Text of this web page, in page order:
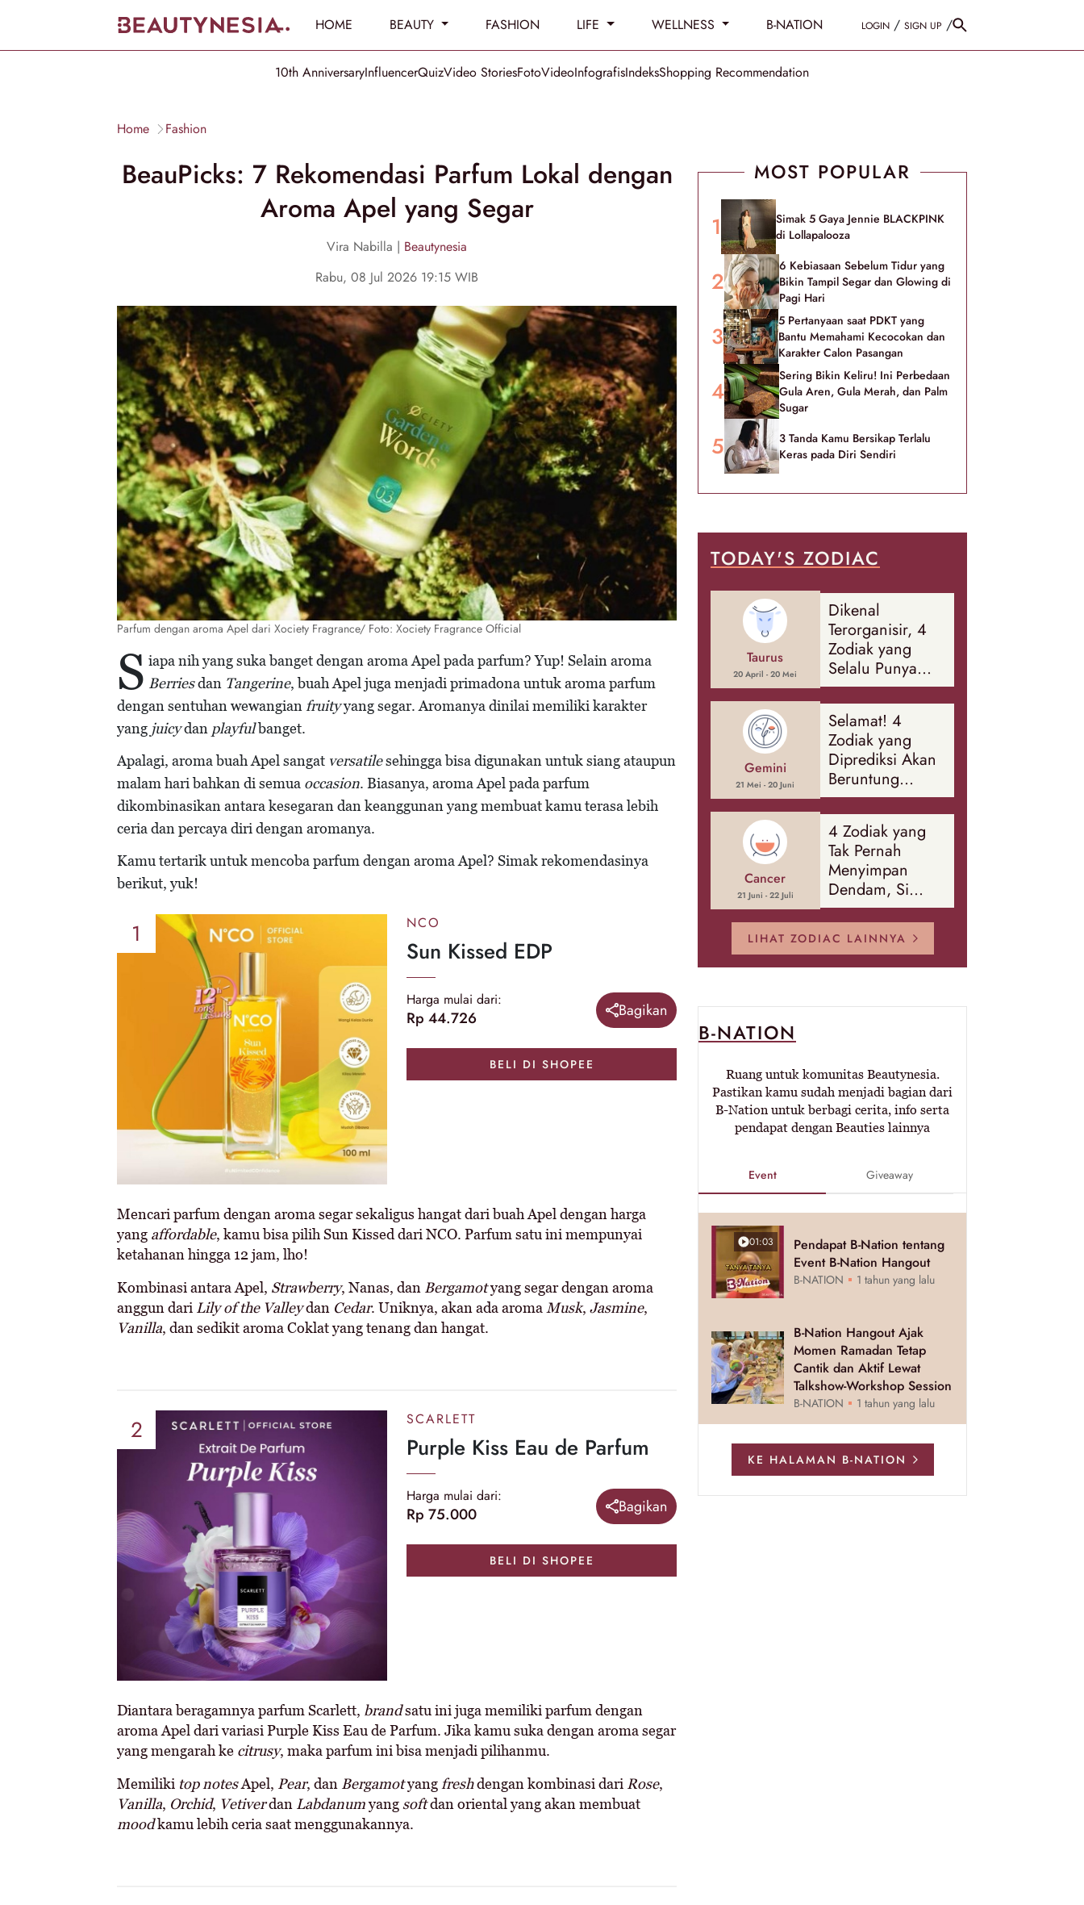
HOME BEAUTY FASHION LIFE WELLNESS B-NATION LOGIN / SIGN UP /
10th AnniversaryInfluencerQuizVideo StoriesFotoVideoInfografisIndeksShopping Recommendation
Home Fashion
BeauPicks: 7 Rekomendasi Parfum Lokal dengan
Aroma Apel yang Segar
Vira Nabilla | Beautynesia
Rabu, 08 Jul 2026 19:15 WIB
Parfum dengan aroma Apel dari Xociety Fragrance/ Foto: Xociety Fragrance Official
S iapa nih yang suka banget dengan aroma Apel pada parfum? Yup! Selain aroma
Berriesdan Tangerine, buah Apel juga menjadi primadona untuk aroma parfum
dengan sentuhan wewangianfruityyang segar. Aromanya dinilai memiliki karakter
yang juicydan playfulbanget.
Apalagi, aroma buah Apel sangat versatilesehingga bisa digunakan untuk siang ataupun
malam hari bahkan di semua occasion. Biasanya, aroma Apel pada parfum
dikombinasikan antara kesegaran dan keanggunan yang membuat kamu terasa lebih
ceria dan percaya diri dengan aromanya.
Kamu tertarik untuk mencoba parfum dengan aroma Apel? Simak rekomendasinya
berikut, yuk!
1 NCO
Sun Kissed EDP
Harga mulai dari:
Rp 44.726 Bagikan
BELI DI SHOPEE
Mencari parfum dengan aroma segar sekaligus hangat dari buah Apel dengan harga
yang affordable, kamu bisa pilih Sun Kissed dari NCO. Parfum satu ini mempunyai
ketahanan hingga 12 jam, lho!
Kombinasi antara Apel, Strawberry, Nanas, dan Bergamotyang segar dengan aroma
anggun dari Lily of the Valleydan Cedar. Uniknya, akan ada aromaMusk, Jasmine,
Vanilla, dan sedikit aroma Coklat yang tenang dan hangat.
2 SCARLETT
Purple Kiss Eau de Parfum
Harga mulai dari:
Rp 75.000 Bagikan
BELI DI SHOPEE
Diantara beragamnya parfum Scarlett, brandsatu ini juga memiliki parfum dengan
aroma Apel dari variasi Purple Kiss Eau de Parfum. Jika kamu suka dengan aroma segar
yang mengarah ke citrusy, maka parfum ini bisa menjadi pilihanmu.
Memiliki top notesApel, Pear, dan Bergamotyangfreshdengan kombinasi dari Rose,
Vanilla, Orchid, Vetiverdan Labdanumyangsoftdan oriental yang akan membuat
moodkamu lebih ceria saat menggunakannya.
MOST POPULAR
Simak 5 Gaya Jennie BLACKPINK
di Lollapalooza
6 Kebiasaan Sebelum Tidur yang
Bikin Tampil Segar dan Glowing di
Pagi Hari
5 Pertanyaan saat PDKT yang
Bantu Memahami Kecocokan dan
Karakter Calon Pasangan
Sering Bikin Keliru! Ini Perbedaan
Gula Aren, Gula Merah, dan Palm
Sugar
3 Tanda Kamu Bersikap Terlalu
Keras pada Diri Sendiri
TODAY'S ZODIAC
Taurus
20 April - 20 Mei
Dikenal
Terorganisir, 4
Zodiak yang
Selalu Punya
Rencana
Cadangan Soal
Banyak Hal
Gemini
21 Mei - 20 Juni
Selamat! 4
Zodiak yang
Diprediksi Akan
Beruntung
Sepanjang
Agustus 2026
Cancer
21 Juni - 22 Juli
4 Zodiak yang
Tak Pernah
Menyimpan
Dendam, Si
Paling Mudah
Memaafkan!
LIHAT ZODIAC LAINNYA
B-NATION
Ruang untuk komunitas Beautynesia.
Pastikan kamu sudah menjadi bagian dari
B-Nation untuk berbagi cerita, info serta
pendapat dengan Beauties lainnya
Event Giveaway
01:03
Pendapat B-Nation tentang
Event B-Nation Hangout
B-NATION 1 tahun yang lalu
B-Nation Hangout Ajak
Momen Ramadan Tetap
Cantik dan Aktif Lewat
Talkshow-Workshop Session
B-NATION 1 tahun yang lalu
KE HALAMAN B-NATION